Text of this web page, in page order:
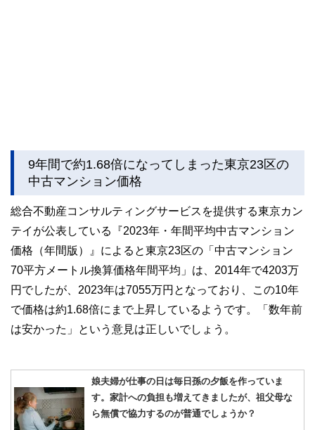
9年間で約1.68倍になってしまった東京23区の
中古マンション価格
総合不動産コンサルティングサービスを提供する東京カン
テイが公表している『2023年・年間平均中古マンション
価格（年間版）』によると東京23区の「中古マンション
70平方メートル換算価格年間平均」は、2014年で4203万
円でしたが、2023年は7055万円となっており、この10年
で価格は約1.68倍にまで上昇しているようです。「数年前
は安かった」という意見は正しいでしょう。
娘夫婦が仕事の日は毎日孫の夕飯を作っていま
す。家計への負担も増えてきましたが、祖父母な
ら無償で協力するのが普通でしょうか？